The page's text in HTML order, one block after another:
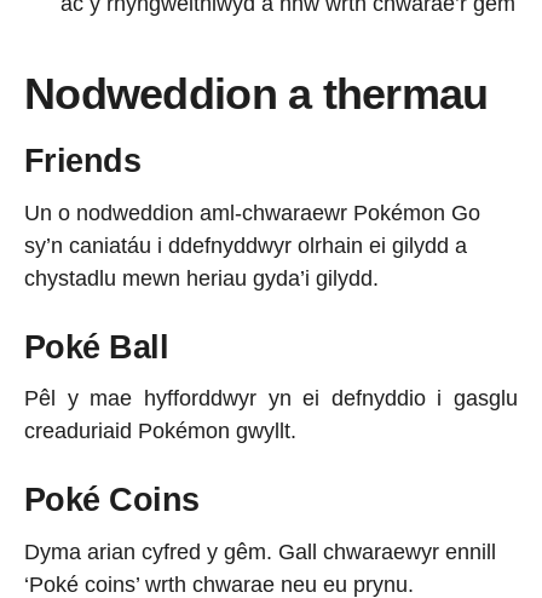
Nodweddion a thermau
Friends
Un o nodweddion aml-chwaraewr Pokémon Go
sy’n caniatáu i ddefnyddwyr olrhain ei gilydd a
chystadlu mewn heriau gyda’i gilydd.
Poké Ball
Pêl y mae hyfforddwyr yn ei defnyddio i gasglu
creaduriaid Pokémon gwyllt.
Poké Coins
Dyma arian cyfred y gêm. Gall chwaraewyr ennill
‘Poké coins’ wrth chwarae neu eu prynu.